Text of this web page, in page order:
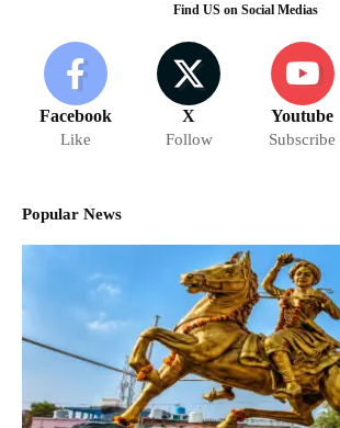
Find US on Social Medias
Facebook
Like
X
Follow
Youtube
Subscribe
Popular News